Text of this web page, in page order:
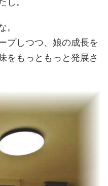
。
プしつつ、娘の成長を
をもっともっと発展さ